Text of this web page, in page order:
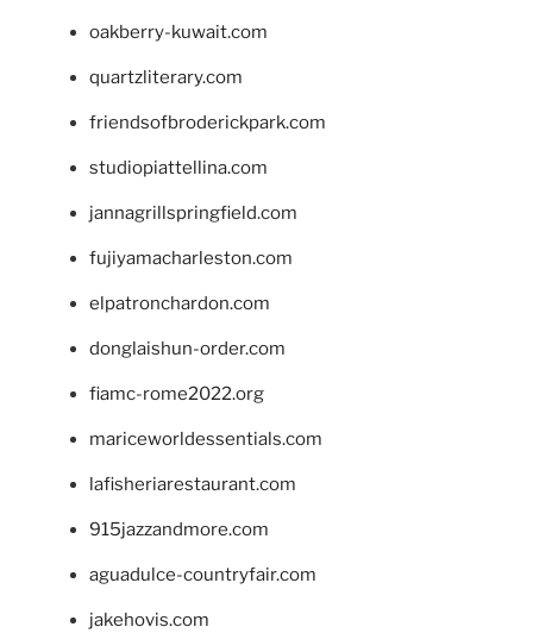
oakberry-kuwait.com
quartzliterary.com
friendsofbroderickpark.com
studiopiattellina.com
jannagrillspringfield.com
fujiyamacharleston.com
elpatronchardon.com
donglaishun-order.com
fiamc-rome2022.org
mariceworldessentials.com
lafisheriarestaurant.com
915jazzandmore.com
aguadulce-countryfair.com
jakehovis.com